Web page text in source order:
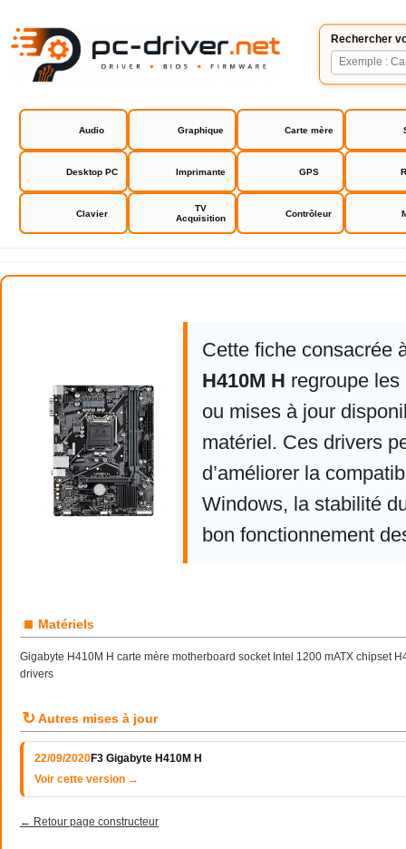
Rechercher
Audio Graphique Carte mère
Desktop PC Imprimante GPS
Clavier
TV
Acquisition
Contrôleur
Gigabyte H410M H
Cette fiche consacrée
H410M H regroupe
ou mises à jour
matériel. Ces drivers
d’améliorer la
Windows, la stabilité
bon fonctionnement
■ Matériels
Gigabyte H410M H carte mère motherboard socket Intel 1200 mATX chipset
drivers
↻ Autres mises à jour
22/09/2020F3 Gigabyte H410M H
Voir cette version →
← Retour page constructeur